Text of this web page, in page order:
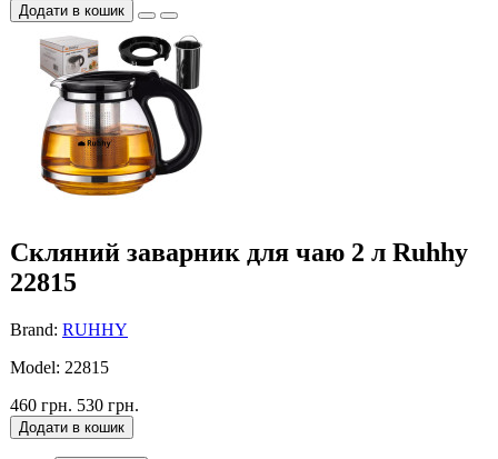
Додати в кошик
Скляний заварник для чаю 2 л Ruhhy
22815
Brand: RUHHY
Model: 22815
460 грн. 530 грн.
Додати в кошик